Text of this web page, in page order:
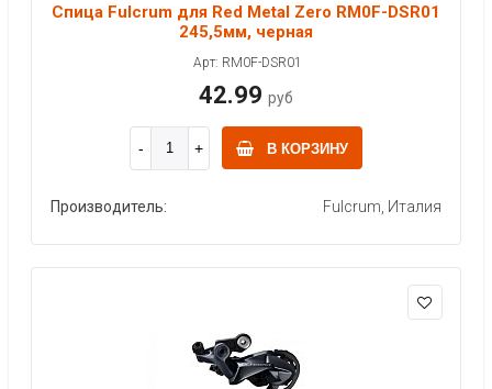
Спица Fulcrum для Red Metal Zero RM0F-DSR01
245,5мм, черная
Арт: RM0F-DSR01
42.99 руб
В КОРЗИНУ
Производитель: Fulcrum, Италия